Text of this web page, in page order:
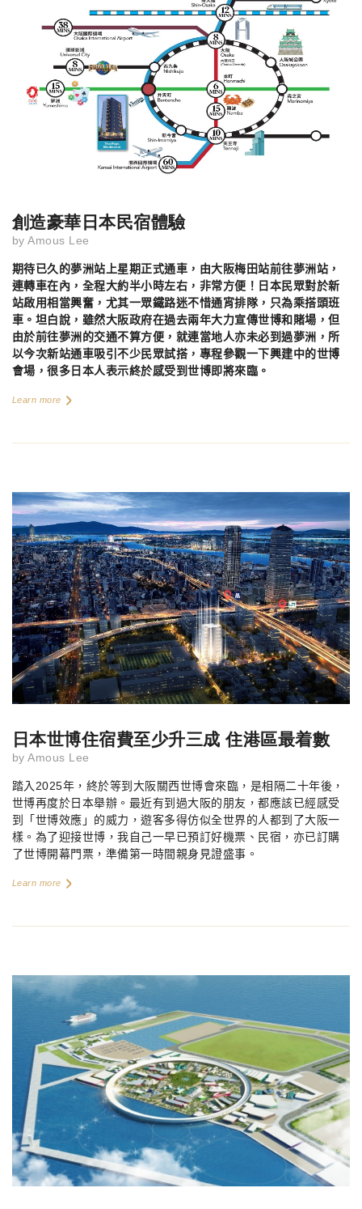
創造豪華日本民宿體驗
by Amous Lee
期待已久的夢洲站上星期正式通車，由大阪梅田站前往夢洲站，
連轉車在內，全程大約半小時左右，非常方便！日本民眾對於新
站啟用相當興奮，尤其一眾鐵路迷不惜通宵排隊，只為乘搭頭班
車。坦白說，雖然大阪政府在過去兩年大力宣傳世博和賭場，但
由於前往夢洲的交通不算方便，就連當地人亦未必到過夢洲，所
以今次新站通車吸引不少民眾試搭，專程參觀一下興建中的世博
會場，很多日本人表示終於感受到世博即將來臨。
Learn more
日本世博住宿費至少升三成 住港區最着數
by Amous Lee
踏入 2025年，終於等到大阪關西世博會來臨，是相隔二十年後，
世博再度於日本舉辦。最近有到過大阪的朋友，都應該已經感受
到「世博效應」的威力，遊客多得仿似全世界的人都到了大阪一
樣。為了迎接世博，我自己一早已預訂好機票、民宿，亦已訂購
了世博開幕門票，準備第一時間親身見證盛事。
Learn more